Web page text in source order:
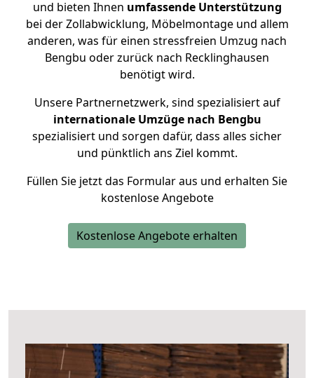
und bieten Ihnen umfassende Unterstützung
bei der Zollabwicklung, Möbelmontage und allem
anderen, was für einen stressfreien Umzug nach
Bengbu oder zurück nach Recklinghausen
benötigt wird.
Unsere Partnernetzwerk, sind spezialisiert auf
internationale Umzüge nach Bengbu
spezialisiert und sorgen dafür, dass alles sicher
und pünktlich ans Ziel kommt.
Füllen Sie jetzt das Formular aus und erhalten Sie
kostenlose Angebote
Kostenlose Angebote erhalten